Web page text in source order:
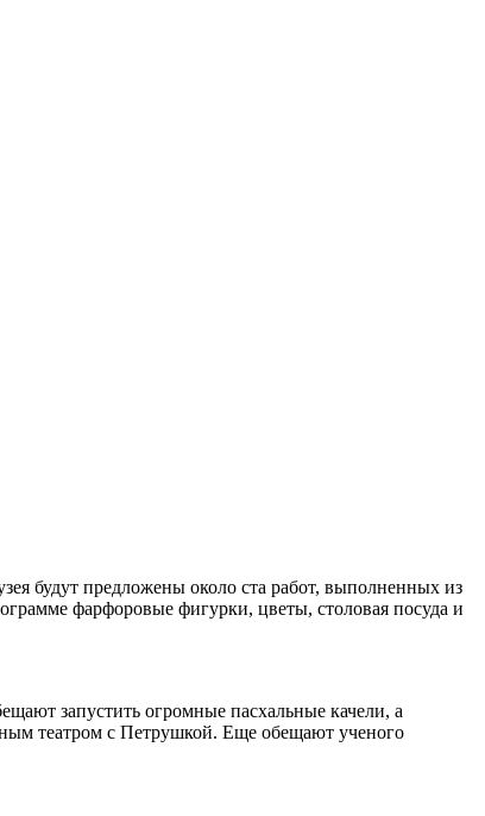
будут предложены около ста работ, выполненных из
фарфоровые фигурки, цветы, столовая посуда и
запустить огромные пасхальные качели, а
театром с Петрушкой. Еще обещают ученого